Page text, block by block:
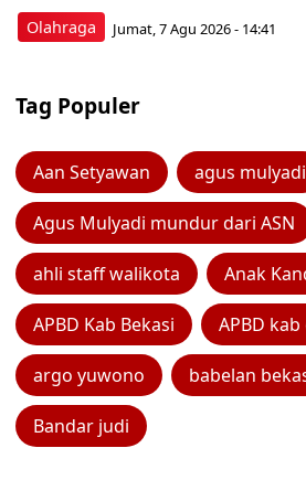
Olahraga Jumat, 7 Agu 2026 - 14:41
Tag Populer
Aan Setyawan agus mulyadi
Agus Mulyadi mundur dari ASN
ahli staff walikota Anak
APBD Kab Bekasi APBD
argo yuwono babelan
Bandar judi